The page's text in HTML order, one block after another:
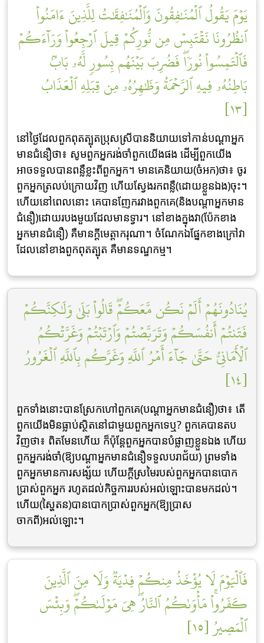
يَوۡمَ يَقُولُ ٱلۡمُنَٰفِقُونَ وَٱلۡمُنَٰفِقَٰتُ لِلَّذِينَ ءَامَنُواْ
ٱنظُرُونَا نَقۡتَبِسۡ مِن نُّورِكُمۡ قِيلَ ٱرۡجِعُواْ وَرَآءَكُمۡ
فَٱلۡتَمِسُواْ نُورٗاۖ فَضُرِبَ بَيۡنَهُم بِسُورٖ لَّهُۥ بَابُۢ
بَاطِنُهُۥ فِيهِ ٱلرَّحۡمَةُ وَظَٰهِرُهُۥ مِن قِبَلِهِ ٱلۡعَذَابُ
[١٣]
នៅថ្ងៃដែលពួកពុតត្បុតប្រុសស្រីបាននិយាយទៅកាន់បណ្តាអ្នក
មានជំនឿថា៖ សូមពួកអ្នករង់ចាំពួកយើងផង ដើម្បីពួកយើង
អាចទទួលបានពន្លឺខ្លះពីពួកអ្នក។ មានគេនិយាយ(ចំអក)ថា៖ ចូរ
ពួកអ្នកត្រលប់ក្រោយវិញ ហើយស្វែងរកពន្លឺ(ដោយខ្លួនឯង)ចុះ។
ហើយនៅពេលនោះ គេបានញែករវាងពួកគេ(និងបណ្តាអ្នកមាន
ជំនឿ)ដោយរបងមួយដែលមានទ្វារ។ នៅខាងក្នុងវា(ប៉ែកខាង
អ្នកមានជំនឿ) គឺមានក្តីមេត្តាករុណា។ ចំណែកឯផ្នែកខាងក្រៅវា
ដែលនៅខាងពួកពុតត្បុត គឺមានទណ្ឌកម្ម។
يُنَادُونَهُمۡ أَلَمۡ نَكُن مَّعَكُمۡۖ قَالُواْ بَلَىٰ وَلَٰكِنَّكُمۡ
فَتَنتُمۡ أَنفُسَكُمۡ وَتَرَبَّصۡتُمۡ وَٱرۡتَبۡتُمۡ وَغَرَّتۡكُمُ
ٱلۡأَمَانِيُّ حَتَّىٰ جَآءَ أَمۡرُ ٱللَّهِ وَغَرَّكُم بِٱللَّهِ ٱلۡغَرُورُ
[١٤]
ពួកទាំងនោះបានស្រែកហៅពួកគេ(បណ្តាអ្នកមានជំនឿ)ថា៖ តើ
ពួកយើងមិនធ្លាប់ស្ថិតនៅជាមួយពួកអ្នកទេឬ? ពួកគេបានតប
វិញថា៖ ពិតមែនហើយ ក៏ប៉ុន្តែពួកអ្នកបានបំផ្លាញខ្លួនឯង ហើយ
ពួកអ្នករង់ចាំ(ឱ្យបណ្តាអ្នកមានជំនឿទទួលបរាជ័យ) ព្រមទាំង
ពួកអ្នកមានការសង្ស័យ ហើយក្តីស្រមៃរបស់ពួកអ្នកបានបោក
ប្រាស់ពួកអ្នក រហូតដល់កិច្ចការរបស់អល់ឡោះបានមកដល់។
ហើយ(ស្ហៃតន)បានបោកប្រាស់ពួកអ្នក(ឱ្យប្រាស
ចាកពី)អល់ឡោះ។
فَٱلۡيَوۡمَ لَا يُؤۡخَذُ مِنكُمۡ فِدۡيَةٞ وَلَا مِنَ ٱلَّذِينَ
كَفَرُواْۚ مَأۡوَىٰكُمُ ٱلنَّارُۖ هِيَ مَوۡلَىٰكُمۡۖ وَبِئۡسَ
ٱلۡمَصِيرُ [١٥]